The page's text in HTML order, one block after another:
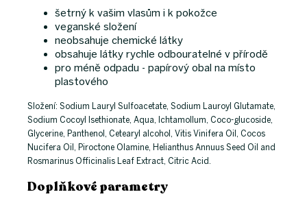
šetrný k vašim vlasům i k pokožce
veganské složení
neobsahuje chemické látky
obsahuje látky rychle odbouratelné v přírodě
pro méně odpadu - papírový obal na místo
plastového
Složení: Sodium Lauryl Sulfoacetate, Sodium Lauroyl Glutamate,
Sodium Cocoyl Isethionate, Aqua, Ichtamollum, Coco-glucoside,
Glycerine, Panthenol, Cetearyl alcohol, Vitis Vinifera Oil, Cocos
Nucifera Oil, Piroctone Olamine, Helianthus Annuus Seed Oil and
Rosmarinus Officinalis Leaf Extract, Citric Acid.
Doplňkové parametry